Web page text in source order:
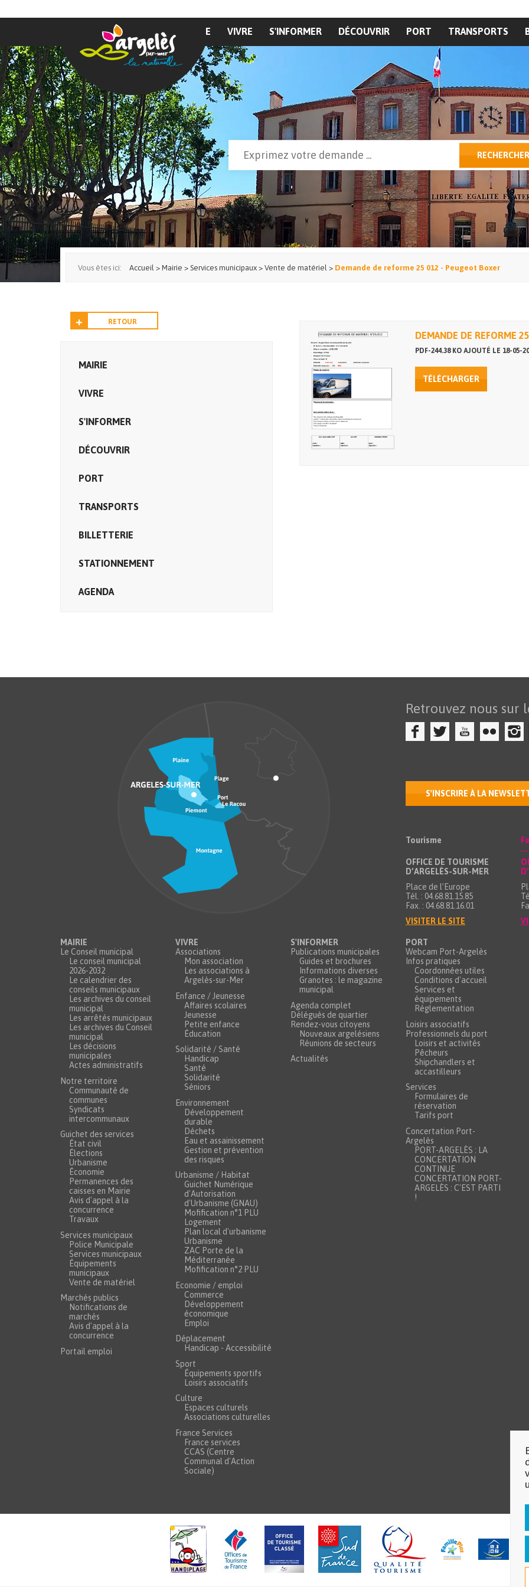
MAIRIE VIVRE S'INFORMER DÉCOUVRIR PORT TRANSPORTS
Formulaire de recherche RECHERCHER
Vous êtes ici: Accueil > Mairie > Services municipaux > Vente de matériel > Demande de reforme 25 012 - Peugeot Boxer
RETOUR
MAIRIE
VIVRE
S'INFORMER
DÉCOUVRIR
PORT
TRANSPORTS
BILLETTERIE
STATIONNEMENT
AGENDA
DEMANDE DE REFORME
PDF-244.38 KO AJOUTÉ LE 18-05-
TÉLÉCHARGER
Retrouvez nous sur
S'INSCRIRE À LA
Tourisme
OFFICE DE TOURISME
D’ARGELÈS-SUR-MER
Place de l’Europe
Tél. : 04.68.81.15.85
Fax. : 04.68.81.16.01
VISITER LE SITE
MAIRIE
Le Conseil municipal
Le conseil municipal
2026-2032
Le calendrier des
conseils municipaux
Les archives du conseil
municipal
Les arrêtés municipaux
Les archives du Conseil
municipal
Les décisions
municipales
Actes administratifs
Notre territoire
Communauté de
communes
Syndicats
intercommunaux
Guichet des services
État civil
Élections
Urbanisme
Économie
Permanences des
caisses en Mairie
Avis d'appel à la
concurrence
Travaux
Services municipaux
Police Municipale
Services municipaux
Équipements
municipaux
Vente de matériel
Marchés publics
Notifications de
marchés
Avis d'appel à la
concurrence
Portail emploi
VIVRE
Associations
Mon association
Les associations à
Argelès-sur-Mer
Enfance / Jeunesse
Affaires scolaires
Jeunesse
Petite enfance
Éducation
Solidarité / Santé
Handicap
Santé
Solidarité
Séniors
Environnement
Développement
durable
Déchets
Eau et assainissement
Gestion et prévention
des risques
Urbanisme / Habitat
Guichet Numérique
d'Autorisation
d'Urbanisme (GNAU)
Mofification n°1 PLU
Logement
Plan local d'urbanisme
Urbanisme
ZAC Porte de la
Méditerranée
Mofification n°2 PLU
Economie / emploi
Commerce
Développement
économique
Emploi
Déplacement
Handicap - Accessibilité
Sport
Équipements sportifs
Loisirs associatifs
Culture
Espaces culturels
Associations culturelles
France Services
France services
CCAS (Centre
Communal d'Action
Sociale)
S'INFORMER
Publications municipales
Guides et brochures
Informations diverses
Granotes : le magazine
municipal
Agenda complet
Délégués de quartier
Rendez-vous citoyens
Nouveaux argelésiens
Réunions de secteurs
Actualités
PORT
Webcam Port-Argelès
Infos pratiques
Coordonnées utiles
Conditions d'accueil
Services et
équipements
Réglementation
Loisirs associatifs
Professionnels du port
Loisirs et activités
Pêcheurs
Shipchandlers et
accastilleurs
Services
Formulaires de
réservation
Tarifs port
Concertation Port-
Argelès
PORT-ARGELÈS : LA
CONCERTATION
CONTINUE
CONCERTATION PORT-
ARGELÈS : C'EST PARTI
!